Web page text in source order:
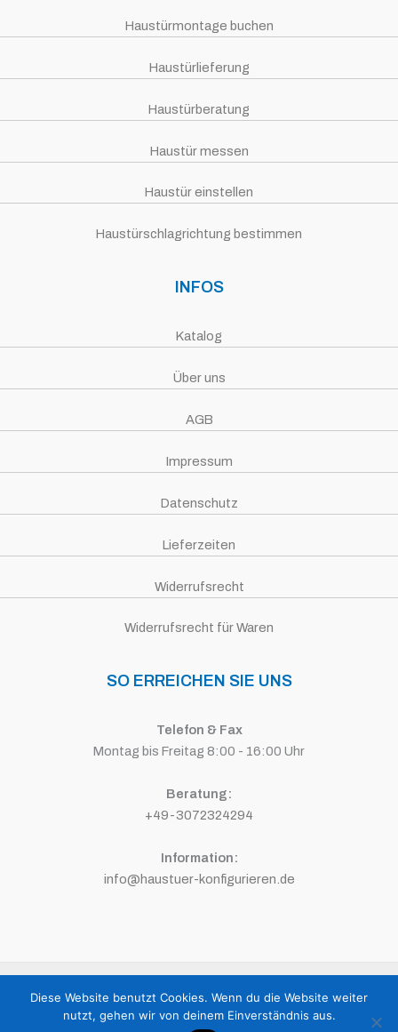
Haustürmontage buchen
Haustürlieferung
Haustürberatung
Haustür messen
Haustür einstellen
Haustürschlagrichtung bestimmen
INFOS
Katalog
Über uns
AGB
Impressum
Datenschutz
Lieferzeiten
Widerrufsrecht
Widerrufsrecht für Waren
SO ERREICHEN SIE UNS
Telefon & Fax
Montag bis Freitag 8:00 - 16:00 Uhr
Beratung:
+49-3072324294
Information:
info@haustuer-konfigurieren.de
Copyright © 2026 HAUSTÜR KONFIGURIEREN | Powered by
Branding Lipski
Diese Website benutzt Cookies. Wenn du die Website weiter
nutzt, gehen wir von deinem Einverständnis aus.